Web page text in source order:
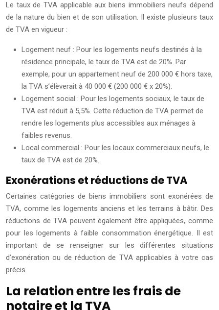
Le taux de TVA applicable aux biens immobiliers neufs dépend
de la nature du bien et de son utilisation. Il existe plusieurs taux
de TVA en vigueur :
Logement neuf : Pour les logements neufs destinés à la
résidence principale, le taux de TVA est de 20%. Par
exemple, pour un appartement neuf de 200 000 € hors taxe,
la TVA s’élèverait à 40 000 € (200 000 € x 20%).
Logement social : Pour les logements sociaux, le taux de
TVA est réduit à 5,5%. Cette réduction de TVA permet de
rendre les logements plus accessibles aux ménages à
faibles revenus.
Local commercial : Pour les locaux commerciaux neufs, le
taux de TVA est de 20%.
Exonérations et réductions de TVA
Certaines catégories de biens immobiliers sont exonérées de
TVA, comme les logements anciens et les terrains à bâtir. Des
réductions de TVA peuvent également être appliquées, comme
pour les logements à faible consommation énergétique. Il est
important de se renseigner sur les différentes situations
d’exonération ou de réduction de TVA applicables à votre cas
précis.
La relation entre les frais de
notaire et la TVA